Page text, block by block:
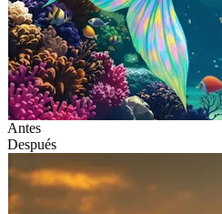
Antes
Después